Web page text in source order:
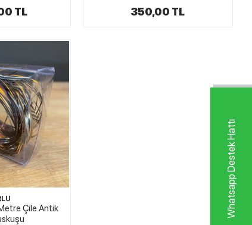
Whatsapp Destek Hattı
TL 350,00 TL
Çile Antik